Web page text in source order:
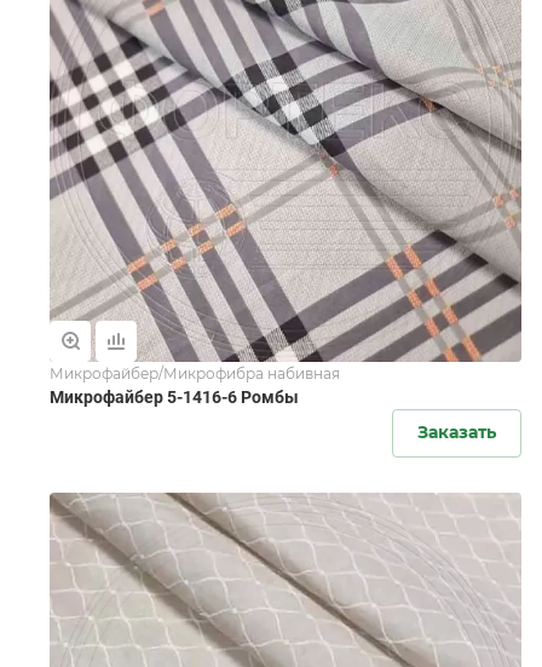
Микрофайбер/Микрофибра набивная
Микрофайбер 5-1416-6 Ромбы
Заказать